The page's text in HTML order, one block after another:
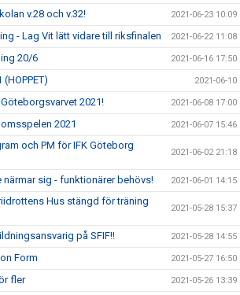
v.28 och v.32! 2021-06-23 10:09
- Lag Vit lätt vidare till riksfinalen 2021-06-22 11:08
20/6 2021-06-16 17:50
(HOPPET) 2021-06-10
2021! 2021-06-08 17:00
2021 2021-06-07 15:46
och PM för IFK Göteborg
2021-06-02 21:18
närmar sig - funktionärer behövs! 2021-06-01 14:15
Hus stängd för träning
2021-05-28 15:37
på SFIF!! 2021-05-28 14:55
Form 2021-05-27 16:50
fler 2021-05-26 13:39